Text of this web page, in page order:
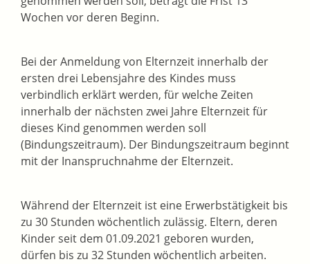
Wochen vor deren Beginn.
Bei der Anmeldung von Elternzeit innerhalb der
ersten drei Lebensjahre des Kindes muss
verbindlich erklärt werden, für welche Zeiten
innerhalb der nächsten zwei Jahre Elternzeit für
dieses Kind genommen werden soll
(Bindungszeitraum). Der Bindungszeitraum beginnt
mit der Inanspruchnahme der Elternzeit.
Während der Elternzeit ist eine Erwerbstätigkeit bis
zu 30 Stunden wöchentlich zulässig. Eltern, deren
Kinder seit dem 01.09.2021 geboren wurden,
dürfen bis zu 32 Stunden wöchentlich arbeiten.